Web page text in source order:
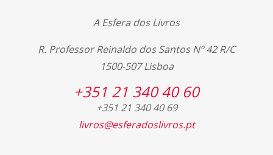
A Esfera dos Livros
R. Professor Reinaldo dos Santos Nº 42 R/C
1500-507 Lisboa
+351 21 340 40 60
+351 21 340 40 69
livros@esferadoslivros.pt